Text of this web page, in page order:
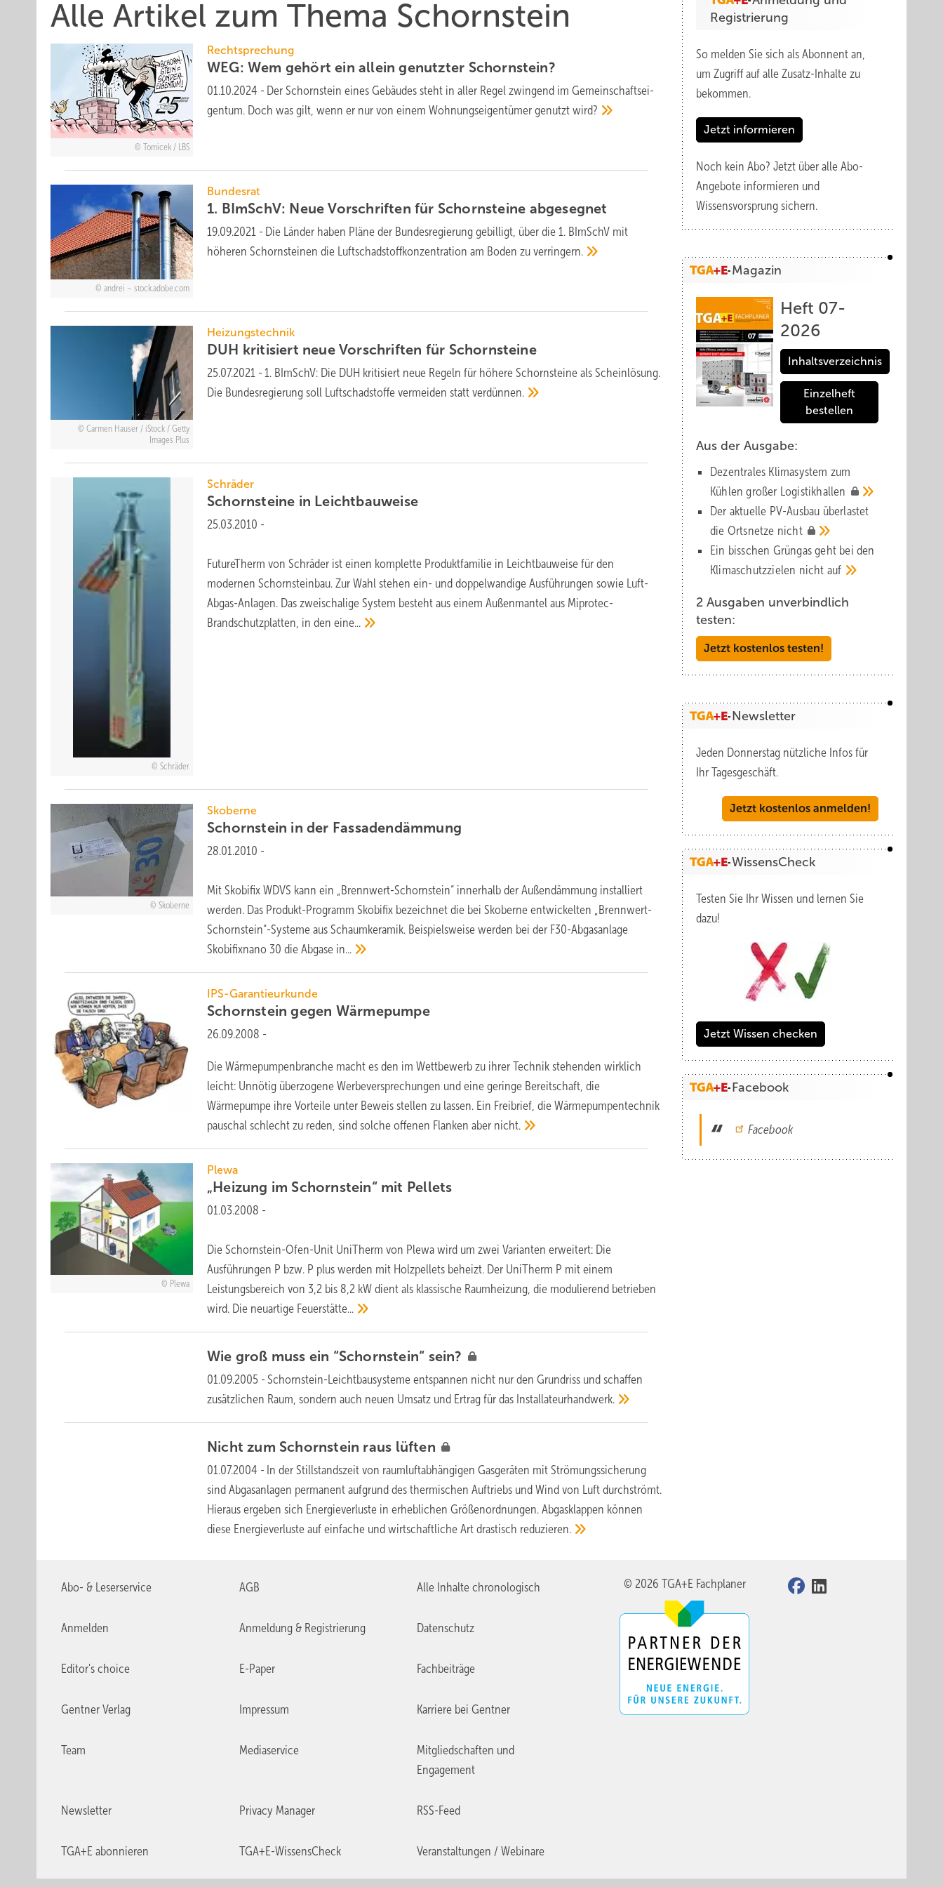
Alle Artikel zum Thema Schornstein
Tomicek / LBS
Rechtsprechung
WEG: Wem gehört ein allein ge­nutz­ter Schorn­stein?
01.10.2024 - Der Schorn­stein eines Ge­bäu­des steht in aller Regel zwin­gend im Ge­mein­schafts­ei­
gen­tum. Doch was gilt, wenn er nur von ei­nem Woh­nungs­ei­gen­tü­mer ge­nutztwird?
andrei – stock.adobe.com
Bundesrat
1. BImSchV: Neue Vorschriften für Schornsteine abgesegnet
19.09.2021 - Die Länder haben Pläne der Bundesregierung gebilligt, über die 1. BImSchV mit
höheren Schornsteinen die Luftschadstoffkonzentration am Boden zuverringern.
Carmen Hauser / iStock / Getty
Images Plus
Heizungstechnik
DUH kritisiert neue Vorschriften für Schornsteine
25.07.2021 - 1. BImSchV: Die DUH kritisiert neue Regeln für höhere Schornsteine als Scheinlösung.
Die Bundesregierung soll Luftschadstoffe vermeiden stattverdünnen.
Schräder
Schräder
Schornsteine in Leichtbauweise
25.03.2010 -
FutureTherm von Schräder ist einen komplette Produktfamilie in Leichtbauweise für den
modernen Schornsteinbau. Zur Wahl stehen ein- und doppelwandige Ausführungen sowie Luft-
Abgas-Anlagen. Das zweischalige System besteht aus einem Außenmantel aus Miprotec-
Brandschutzplatten, in deneine...
Skoberne
Skoberne
Schornstein in der Fassadendämmung
28.01.2010 -
Mit Skobifix WDVS kann ein „Brennwert-Schornstein“ innerhalb der Außendämmung installiert
werden. Das Produkt-Programm Skobifix bezeichnet die bei Skoberne entwickelten „Brennwert-
Schornstein“-Systeme aus Schaumkeramik. Beispielsweise werden bei der F30-Abgasanlage
Skobifixnano 30 die Abgase in...
IPS-Garantieurkunde
Schornstein gegen Wärmepumpe
26.09.2008 -
Die Wärmepumpenbranche macht es den im Wettbewerb zu ihrer Technik stehenden wirklich
leicht: Unnötig überzogene Werbe­versprechungen und eine geringe Bereitschaft, die
Wärmepumpe ihre Vorteile unter Beweis stellen zu lassen. Ein Freibrief, die Wärme­pumpentechnik
pauschal schlecht zu reden, sind solche offenen Flanken aber nicht.
Plewa
Plewa
„Heizung im Schornstein“ mit Pellets
01.03.2008 -
Die Schornstein-Ofen-Unit UniTherm von Plewa wird um zwei Varianten erweitert: Die
Ausführungen P bzw. P plus werden mit Holzpellets beheizt. Der UniTherm P mit einem
Leistungsbereich von 3,2 bis 8,2 kW dient als klassische Raumheizung, die modulierend betrieben
wird. Die neuartige Feuerstätte...
Wie groß muss ein “Schornstein“ sein?
01.09.2005 - Schornstein-Leichtbausysteme entspannen nicht nur den Grundriss und schaffen
zusätzlichen Raum, sondern auch neuen Umsatz und Ertrag für das Installateurhandwerk.
Nicht zum Schornstein raus lüften
01.07.2004 - In der Stillstandszeit von raumluftabhängigen Gasgeräten mit Strömungssicherung
sind Abgasanlagen permanent aufgrund des thermischen Auftriebs und Wind von Luft durchströmt.
Hieraus ergeben sich Energieverluste in erheblichen Größenordnungen. Abgasklappen können
diese Energieverluste auf einfache und wirtschaftliche Art drastisch reduzieren.
Registrierung
So melden Sie sich als Abonnent an,
um Zugriff auf alle Zusatz-Inhalte zu
bekommen.
Jetzt informieren
Noch kein Abo? Jetzt über alle Abo-
Angebote informieren und
Wissensvorsprung sichern.
Magazin
Heft 07-
2026
Inhaltsverzeichnis
Einzelheft
bestellen
Aus der Ausgabe:
Dezentrales Klimasystem zum
Kühlen großer Logistik­hallen
Der aktuelle PV-Ausbau über­lastet
die Orts­netze nicht
Ein bisschen Grüngas geht bei den
Klima­schutz­zielen nicht auf
2 Ausgaben unverbindlich
testen:
Jetzt kostenlos testen!
Newsletter
Jeden Donnerstag nützliche Infos für
Ihr Tagesgeschäft.
Jetzt kostenlos anmelden!
WissensCheck
Testen Sie Ihr Wissen und lernen Sie
dazu!
Jetzt Wissen checken
Facebook
Facebook
Abo- & Leserservice AGB Alle Inhalte chronologisch
Anmelden Anmeldung & Registrierung Datenschutz
Editor's choice E-Paper Fachbeiträge
Gentner Verlag Impressum Karriere bei Gentner
Team Mediaservice
Mitgliedschaften und
Engagement
Newsletter Privacy Manager RSS-Feed
TGA+E abonnieren TGA+E-WissensCheck Veranstaltungen / Webinare
© 2026 TGA+E Fachplaner